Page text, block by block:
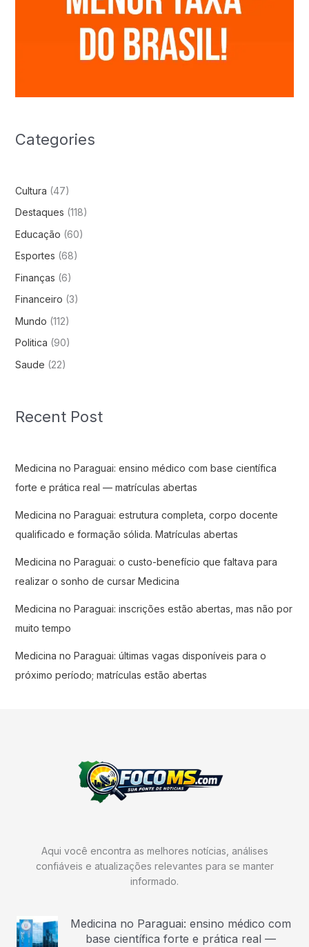
Categories
Cultura (47)
Destaques (118)
Educação (60)
Esportes (68)
Finanças (6)
Financeiro (3)
Mundo (112)
Politica (90)
Saude (22)
Recent Post
Medicina no Paraguai: ensino médico com base científica
forte e prática real — matrículas abertas
Medicina no Paraguai: estrutura completa, corpo docente
qualificado e formação sólida. Matrículas abertas
Medicina no Paraguai: o custo-benefício que faltava para
realizar o sonho de cursar Medicina
Medicina no Paraguai: inscrições estão abertas, mas não por
muito tempo
Medicina no Paraguai: últimas vagas disponíveis para o
próximo período; matrículas estão abertas
Aqui você encontra as melhores notícias, análises
confiáveis e atualizações relevantes para se manter
informado.
Medicina no Paraguai: ensino médico com
base científica forte e prática real —